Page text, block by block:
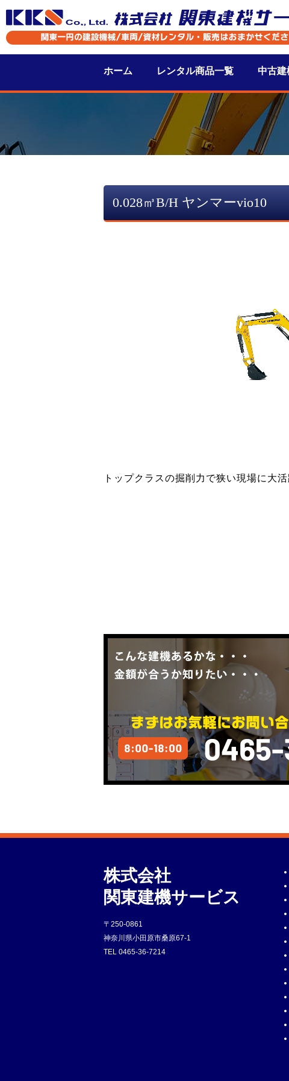
ホーム レンタル商品一覧 中古建
0.028㎥B/H ヤンマーvio10
トップクラスの掘削力で狭い現場に大活
株式会社
関東建機サービス
〒250-0861
神奈川県小田原市桑原67-1
TEL 0465-36-7214